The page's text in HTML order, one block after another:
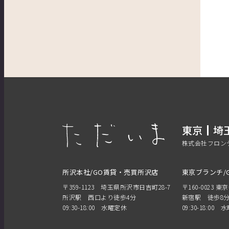
東京 埼
株式会社フロン
所沢本社/GO賃貸・売買所沢店
〒359-1123 埼玉県所沢市日吉町28-7
所沢駅 西口より徒歩4分
09:30-18:00 水曜定休
東京ブランチ/
〒160-0023 東
新宿駅 徒歩8分
09:30-18:00 水